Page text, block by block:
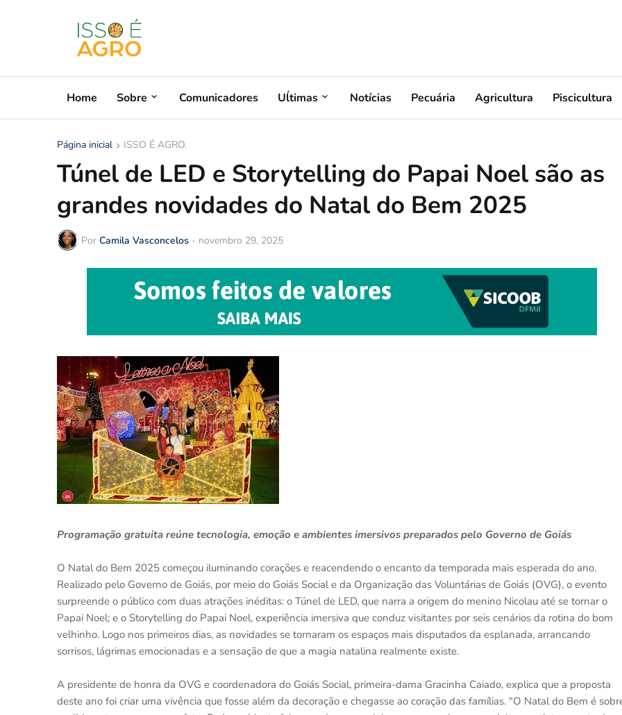
Home Sobre Comunicadores Uĺtimas Notícias Pecuária Agricultura Piscicultura
Página inicial ISSO É AGRO.
Túnel de LED e Storytelling do Papai Noel são as
grandes novidades do Natal do Bem 2025
Por Camila Vasconcelos - novembro 29, 2025
Programação gratuita reúne tecnologia, emoção e ambientes imersivos preparados pelo Governo de Goiás
O Natal do Bem 2025 começou iluminando corações e reacendendo o encanto da temporada mais esperada do ano.
Realizado pelo Governo de Goiás, por meio do Goiás Social e da Organização das Voluntárias de Goiás (OVG), o evento
surpreende o público com duas atrações inéditas: o Túnel de LED, que narra a origem do menino Nicolau até se tornar o
Papai Noel; e o Storytelling do Papai Noel, experiência imersiva que conduz visitantes por seis cenários da rotina do bom
velhinho. Logo nos primeiros dias, as novidades se tornaram os espaços mais disputados da esplanada, arrancando
sorrisos, lágrimas emocionadas e a sensação de que a magia natalina realmente existe.
A presidente de honra da OVG e coordenadora do Goiás Social, primeira-dama Gracinha Caiado, explica que a proposta
deste ano foi criar uma vivência que fosse além da decoração e chegasse ao coração das famílias. "O Natal do Bem é